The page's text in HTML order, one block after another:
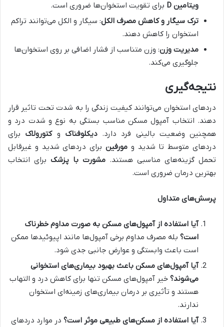
ویتامین
برای تقویت استخوان‌ها ضروری است.
ترک سیگار و کاهش مصرف الکل: سیگار و الکل می‌توانند تراکم
استخوان را کاهش دهند.
مدیریت وزن: وزن متناسب از فشار اضافی بر روی استخوان‌ها
جلوگیری می‌کند.
نتیجه‌گیری
دردهای استخوان می‌توانند کیفیت زندگی را به شدت تحت تاثیر قرار
دهند. انتخاب آمپول مسکن مناسب بستگی به نوع و شدت درد و
همچنین وضعیت بالینی فرد دارد.دیکلوفناک وکتورولاک برای
دردهای متوسط تا شدید و مورفین برای دردهای شدید و غیرقابل
تحمل گزینه‌های مناسبی هستند. مشورت با پزشک برای انتخاب
بهترین درمان ضروری است.
پرسش‌های متداول
آیا استفاده از آمپول‌های مسکن به صورت مداوم خطرناک
است؟ بله مصرف مداوم برخی آمپول‌ها مانند اپیوئیدها ممکن
است باعث وابستگی و عوارض جانبی جدی شود.
آیا آمپول‌های مسکن باعث بهبود بیماری‌های استخوانی
می‌شوند؟ خیر آمپول‌های مسکن تنها برای کاهش درد و التهاب
هستند و تأثیری بر درمان بیماری‌های زمینه‌ای استخوان
ندارند.
آیا استفاده از مسکن‌های طبیعی موثر است؟ در موارد دردهای